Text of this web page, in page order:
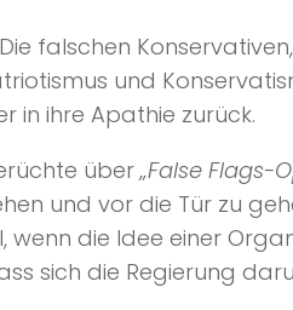
falschen
und
in ihre Apathie zurück.
über„False Flags-
und vor die Tür zu
wenn die Idee einer
sich die Regierung